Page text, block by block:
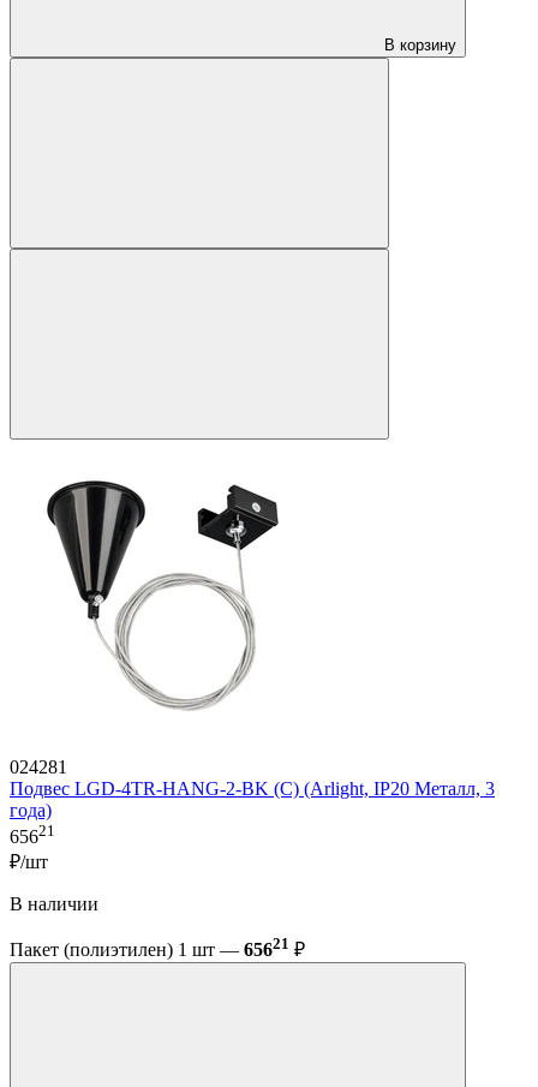
В корзину
024281
Подвес LGD-4TR-HANG-2-BK (C) (Arlight, IP20 Металл, 3
года)
65621
₽/шт
В наличии
Пакет (полиэтилен) 1 шт — 65621 ₽